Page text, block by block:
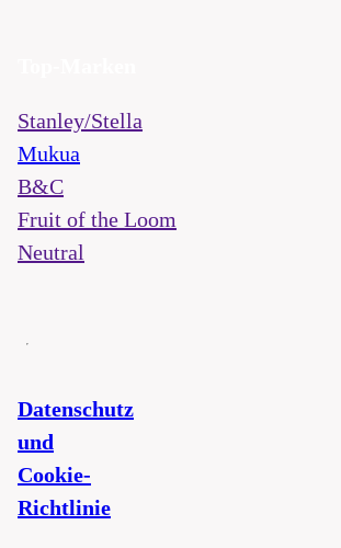
Stanley/Stella
Mukua
B&C
Fruit of the Loom
Neutral
Datenschutz
und
Cookie-
Richtlinie